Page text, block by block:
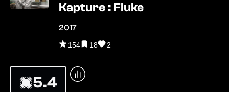
Kapture : Fluke
2017
154 18 2
5.4